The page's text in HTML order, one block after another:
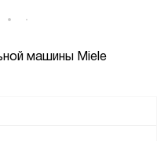
машины Miele